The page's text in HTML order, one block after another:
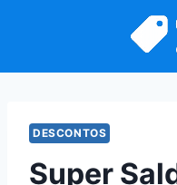
DESCONTOS
Super